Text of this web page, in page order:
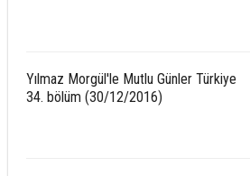
Yılmaz Morgül'le Mutlu Günler Türkiye
34. bölüm (30/12/2016)